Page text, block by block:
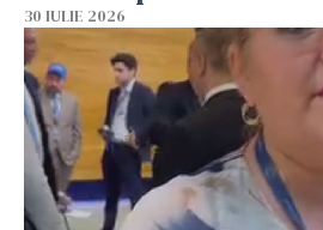
30 IULIE 2026